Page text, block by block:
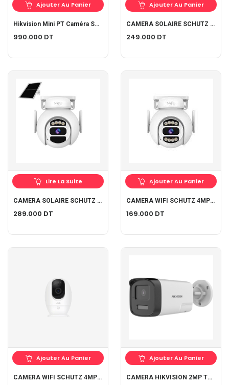
Ajouter Au Panier
Hikvision Mini PT Caméra Solaire DS-2DE2C400IWG-K/4G/C05S10
990.000 DT
Ajouter Au Panier
CAMERA SOLAIRE SCHUTZ WIFI 4MP
249.000 DT
Lire La Suite
CAMERA SOLAIRE SCHUTZ 4G 4MP
289.000 DT
Ajouter Au Panier
CAMERA WIFI SCHUTZ 4MP ONVIF
169.000 DT
Ajouter Au Panier
CAMERA WIFI SCHUTZ 4MP INTERNE AUDIO BIDIRECTIONNEL
Ajouter Au Panier
CAMERA HIKVISION 2MP TWO-WAY AUDIO IR40M